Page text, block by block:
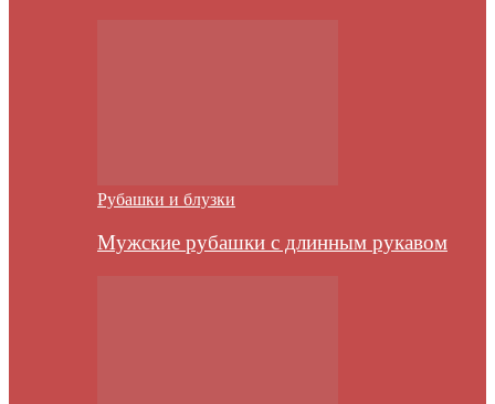
Рубашки и блузки
Мужские рубашки с длинным рукавом